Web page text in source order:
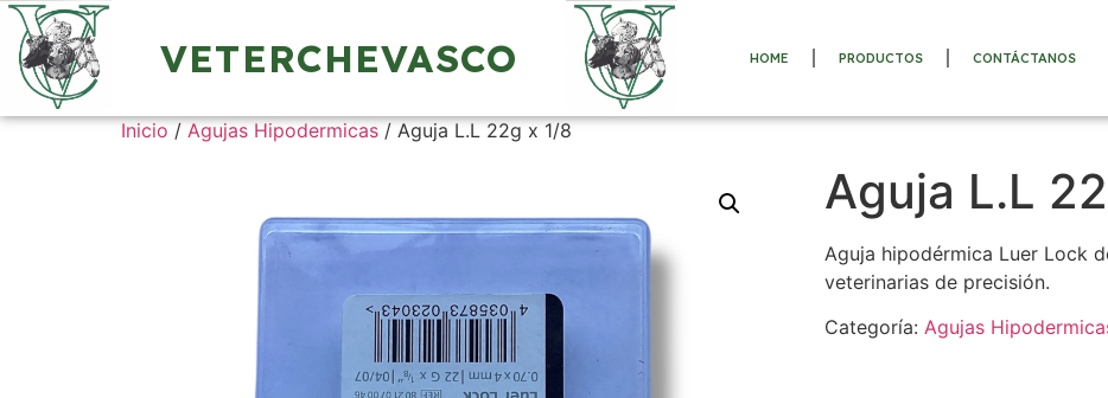
VETERCHEVASCO HOME PRODUCTOS CONTÁCTANOS
Inicio/Agujas Hipodermicas/ Aguja L.L 22g x 1/8
Aguja L.L
Aguja hipodérmica Luer Lock
veterinarias de precisión.
Categoría: Agujas